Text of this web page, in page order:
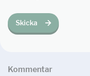
Skicka
Kommentar